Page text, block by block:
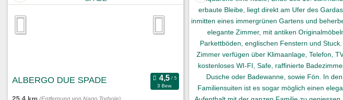
ALBERGO DUE SPADE
3 Bew.